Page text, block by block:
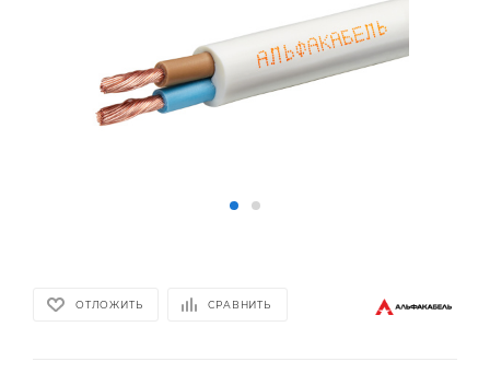
ОТЛОЖИТЬ СРАВНИТЬ